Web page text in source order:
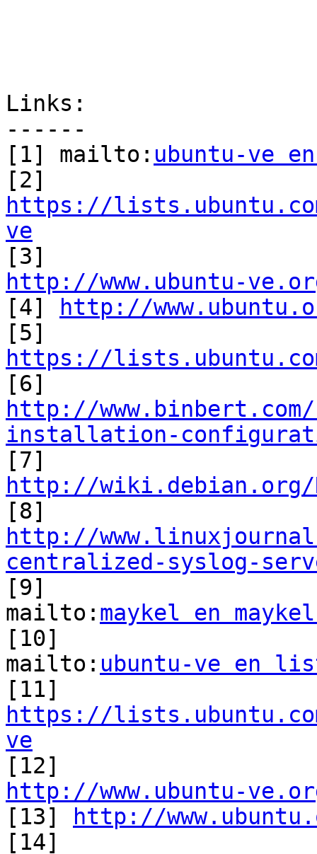
Links:
------
[1] mailto: ubuntu-ve
https://
ve
http://www.ubuntu-
[4]
http://
https://
http://
installation-
http://wiki.debian.org/
http://
centralized-syslog-
[9]
mailto: maykel en
[10]
mailto: ubuntu-ve en
https://
ve
http://www.ubuntu-
[13]
http://